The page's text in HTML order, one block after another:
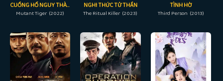
CUỒNG HỔ NGUY THÀNH
Mutant Tiger (2022)
NGHI THỨC TỬ THẦN
The Ritual Killer (2023)
TÌNH HỜ
Third Person (2013)